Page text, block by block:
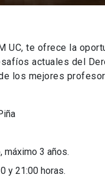
UC, te ofrece la
actuales del
los mejores
máximo 3 años.
y 21:00 horas.